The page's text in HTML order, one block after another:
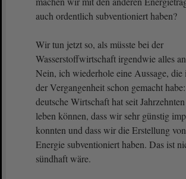
auch ordentlich subventioniert haben?
Wir tun jetzt so, als müsste bei der
Wasserstoffwirtschaft irgendwie alles
Nein, ich wiederhole eine Aussage, die
der Vergangenheit schon gemacht
deutsche Wirtschaft hat seit
leben können, dass wir sehr günstig
konnten und dass wir die Erstellung
Energie subventioniert haben. Das ist
sündhaft wäre.